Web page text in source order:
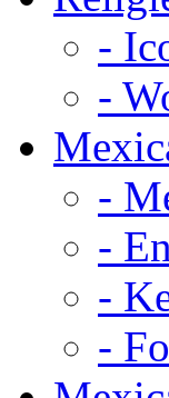
-
-
-
-
-
-